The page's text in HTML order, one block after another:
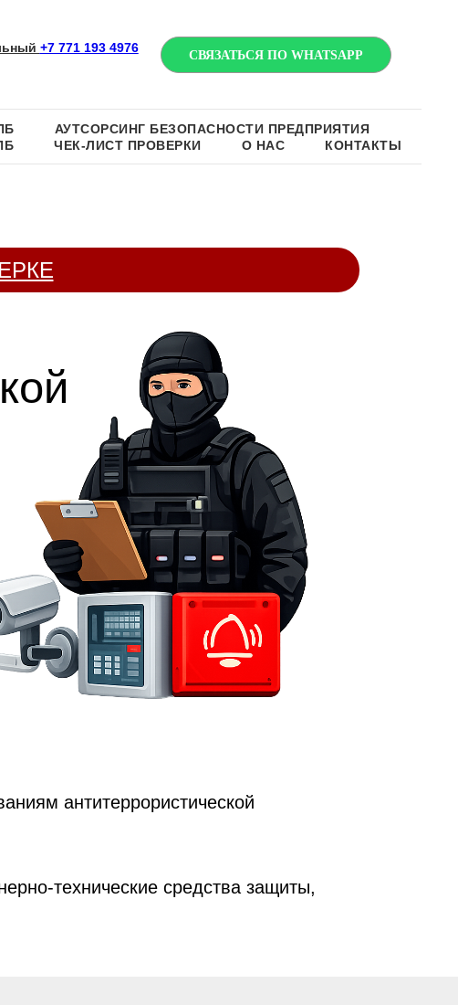
+7 771 193 4976 СВЯЗАТЬСЯ ПО WHATSAPP
АУТСОРСИНГ БЕЗОПАСНОСТИ ПРЕДПРИЯТИЯ
ЧЕК-ЛИСТ ПРОВЕРКИ О НАС КОНТАКТЫ
антитеррористической
технические средства защиты,